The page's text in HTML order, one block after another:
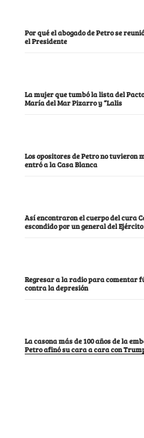
Por qué el abogado de Petro se
el Presidente
La mujer que tumbó la lista del
María del Mar Pizarro y “Lalis
Los opositores de Petro no tuvieron
entró a la Casa Blanca
Así encontraron el cuerpo del cura
escondido por un general del Ejército
Regresar a la radio para comentar
contra la depresión
La casona más de 100 años de la
Petro afinó su cara a cara con